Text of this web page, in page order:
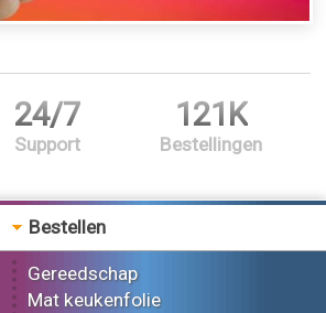
24/7
Support
121K
Bestellingen
Bestellen
Gereedschap
Mat keukenfolie